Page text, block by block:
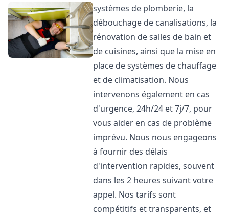
systèmes de plomberie, la
débouchage de canalisations, la
rénovation de salles de bain et
de cuisines, ainsi que la mise en
place de systèmes de chauffage
et de climatisation. Nous
intervenons également en cas
d'urgence, 24h/24 et 7j/7, pour
vous aider en cas de problème
imprévu. Nous nous engageons
à fournir des délais
d'intervention rapides, souvent
dans les 2 heures suivant votre
appel. Nos tarifs sont
compétitifs et transparents, et